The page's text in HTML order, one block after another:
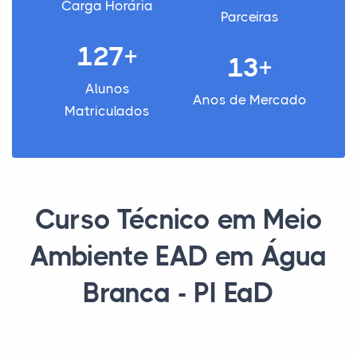
Carga Horária
Parceiras
127+
Alunos
Matriculados
13+
Anos de Mercado
Curso Técnico em Meio
Ambiente EAD em Água
Branca - PI EaD